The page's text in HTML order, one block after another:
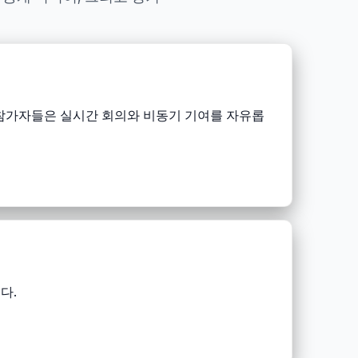
자들은 실시간 회의와 비동기 기여를 자유롭
.